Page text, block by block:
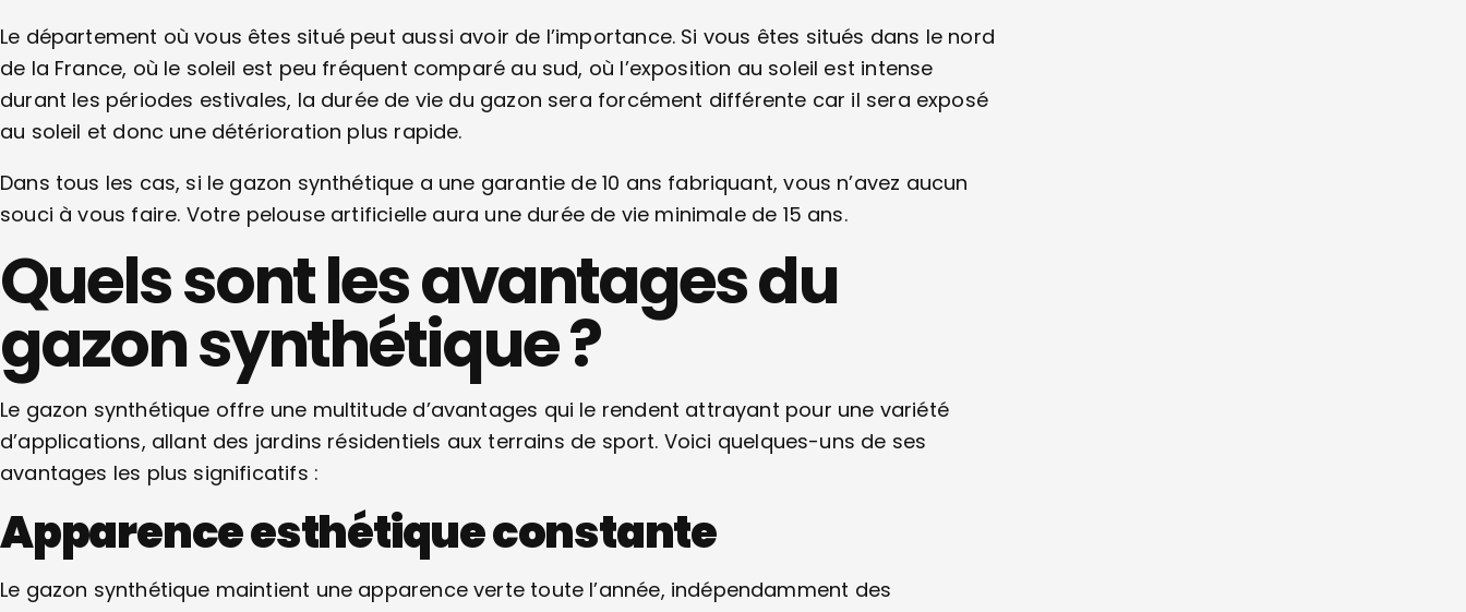
Le département où vous êtes situé peut aussi avoir de l’importance. Si vous êtes situés dans le nord
de la France, où le soleil est peu fréquent comparé au sud, où l’exposition au soleil est intense
durant les périodes estivales, la durée de vie du gazon sera forcément différente car il sera exposé
au soleil et donc une détérioration plus rapide.
Dans tous les cas, si le gazon synthétique a une garantie de 10 ans fabriquant, vous n’avez aucun
souci à vous faire. Votre pelouse artificielle aura une durée de vie minimale de 15 ans.
Quels sont les avantages du
gazon synthétique ?
Le gazon synthétique offre une multitude d’avantages qui le rendent attrayant pour une variété
d’applications, allant des jardins résidentiels aux terrains de sport. Voici quelques-uns de ses
avantages les plus significatifs :
Apparence esthétique constante
Le gazon synthétique maintient une apparence verte toute l’année, indépendamment des